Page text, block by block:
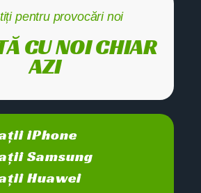
pentru provocări noi
CU NOI CHIAR
AZI
iPhone
Samsung
Huawei